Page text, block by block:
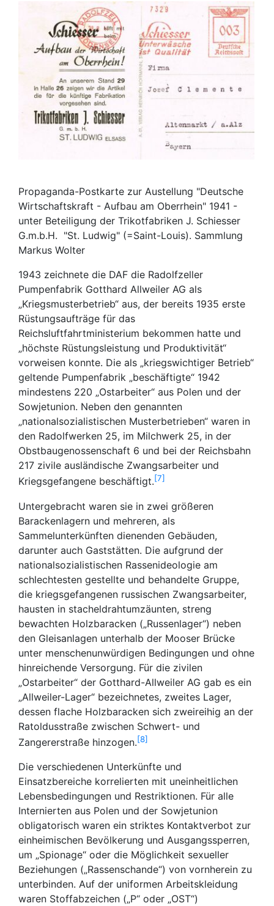
Propaganda-Postkarte zur Austellung "Deutsche
Wirtschaftskraft - Aufbau am Oberrhein" 1941 -
unter Beteiligung der Trikotfabriken J. Schiesser
G.m.b.H. "St. Ludwig" (=Saint-Louis). Sammlung
Markus Wolter
1943 zeichnete die DAF die Radolfzeller
Pumpenfabrik Gotthard Allweiler AG als
„Kriegsmusterbetrieb“ aus, der bereits 1935 erste
Rüstungsaufträge für das
Reichsluftfahrtministerium bekommen hatte und
„höchste Rüstungsleistung und Produktivität“
vorweisen konnte. Die als „kriegswichtiger Betrieb“
geltende Pumpenfabrik „beschäftigte“ 1942
mindestens 220 „Ostarbeiter“ aus Polen und der
Sowjetunion. Neben den genannten
„nationalsozialistischen Musterbetrieben“ waren in
den Radolfwerken 25, im Milchwerk 25, in der
Obstbaugenossenschaft 6 und bei der Reichsbahn
217 zivile ausländische Zwangsarbeiter und
Kriegsgefangene beschäftigt. 7
Untergebracht waren sie in zwei größeren
Barackenlagern und mehreren, als
Sammelunterkünften dienenden Gebäuden,
darunter auch Gaststätten. Die aufgrund der
nationalsozialistischen Rassenideologie am
schlechtesten gestellte und behandelte Gruppe,
die kriegsgefangenen russischen Zwangsarbeiter,
hausten in stacheldrahtumzäunten, streng
bewachten Holzbaracken („Russenlager“) neben
den Gleisanlagen unterhalb der Mooser Brücke
unter menschenunwürdigen Bedingungen und ohne
hinreichende Versorgung. Für die zivilen
„Ostarbeiter“ der Gotthard-Allweiler AG gab es ein
„Allweiler-Lager“ bezeichnetes, zweites Lager,
dessen flache Holzbaracken sich zweireihig an der
Ratoldusstraße zwischen Schwert- und
Zangererstraße hinzogen. 8
Die verschiedenen Unterkünfte und
Einsatzbereiche korrelierten mit uneinheitlichen
Lebensbedingungen und Restriktionen. Für alle
Internierten aus Polen und der Sowjetunion
obligatorisch waren ein striktes Kontaktverbot zur
einheimischen Bevölkerung und Ausgangssperren,
um „Spionage“ oder die Möglichkeit sexueller
Beziehungen („Rassenschande“) von vornherein zu
unterbinden. Auf der uniformen Arbeitskleidung
waren Stoffabzeichen („P“ oder „OST“)